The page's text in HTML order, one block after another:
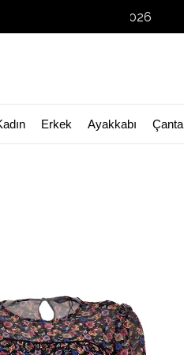
Erkek Ayakkabı Çanta